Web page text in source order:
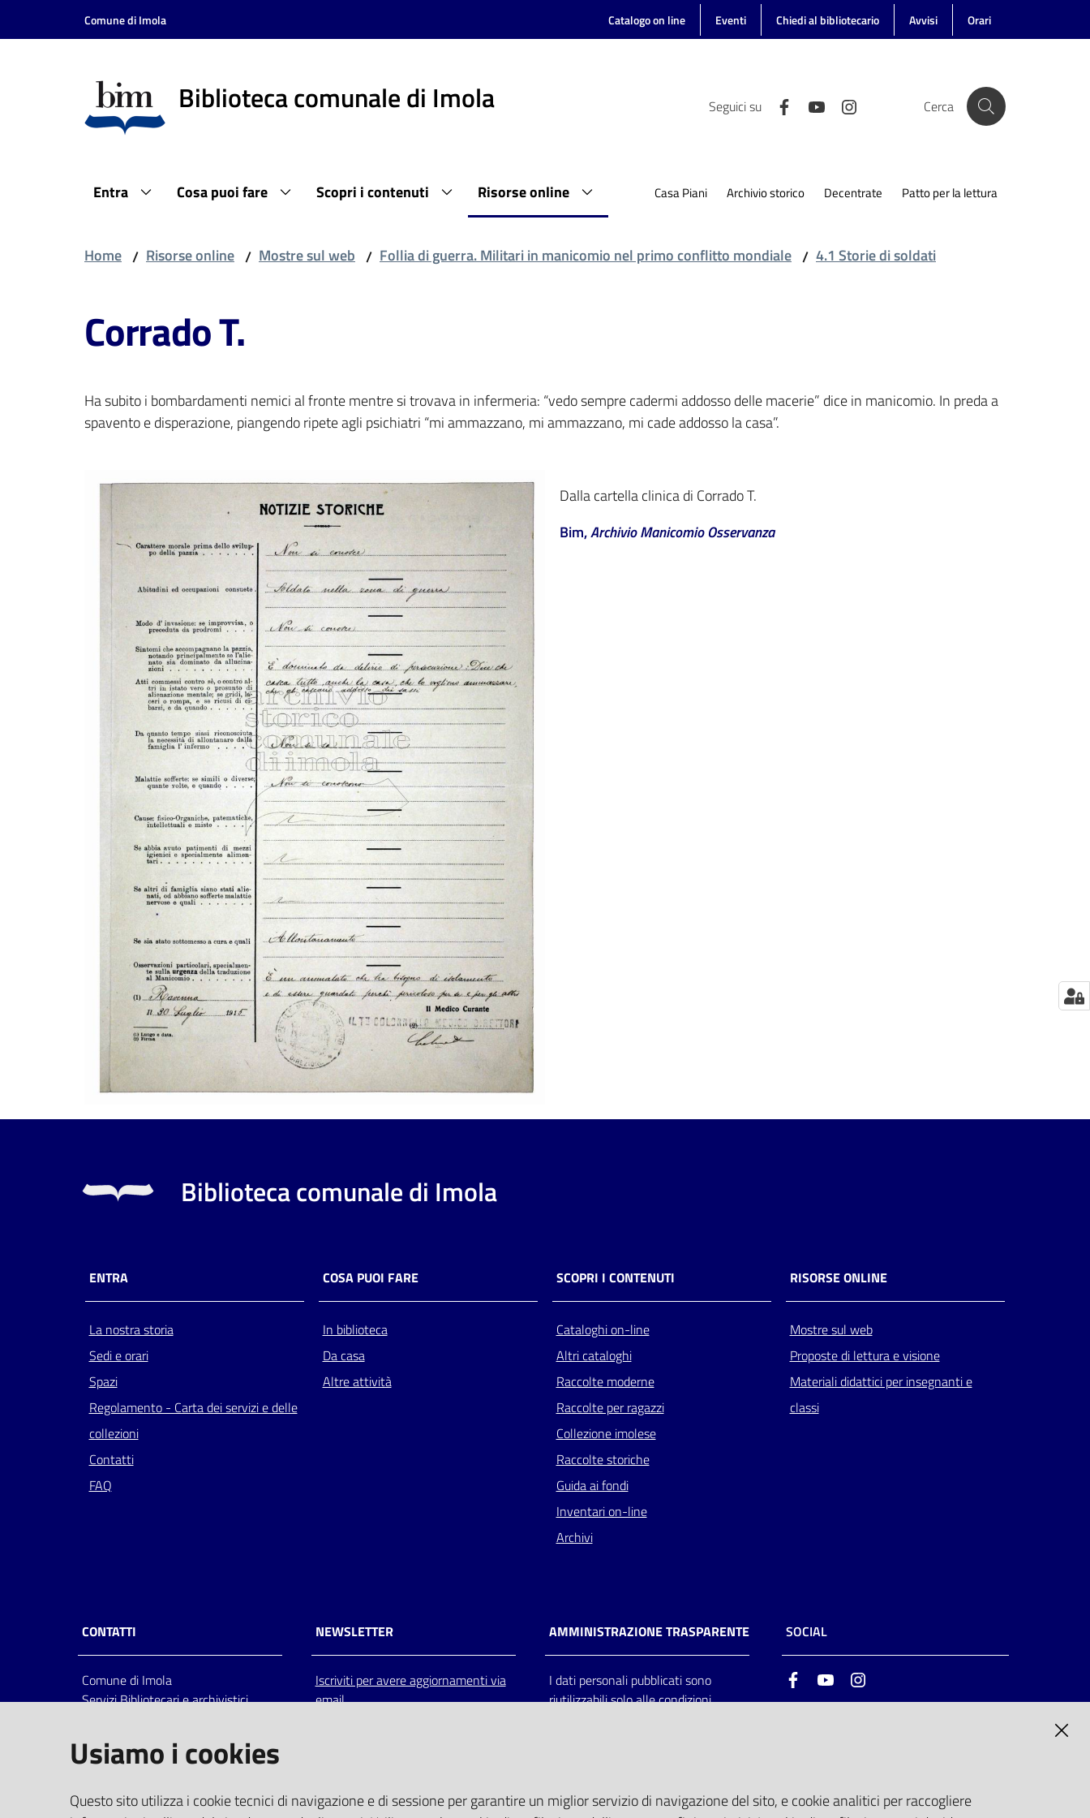
Vai al contenuto
Vai alla navigazione
Comune di Imola Catalogo on line Eventi Chiedi al bibliotecario Avvisi Orari
Biblioteca comunale di Imola Seguici su Cerca
Entra Cosa puoi fare Scopri i contenuti Risorse online Casa Piani Archivio storico Decentrate Patto per la lettura
Home / Risorse online / Mostre sul web / Follia di guerra. Militari in manicomio nel primo conflitto mondiale / 4.1 Storie di soldati
Corrado T.
Ha subito i bombardamenti nemici al fronte mentre si trovava in infermeria: “vedo sempre cadermi addosso delle macerie” dice in manicomio. In preda a
spavento e disperazione, piangendo ripete agli psichiatri “mi ammazzano, mi ammazzano, mi cade addosso la casa”.
Dalla cartella clinica di Corrado T.
Bim,Archivio Manicomio Osservanza
Biblioteca comunale di Imola
ENTRA
La nostra storia
Sedi e orari
Spazi
Regolamento - Carta dei servizi e delle
collezioni
Contatti
FAQ
COSA PUOI FARE
In biblioteca
Da casa
Altre attività
SCOPRI I CONTENUTI
Cataloghi on-line
Altri cataloghi
Raccolte moderne
Raccolte per ragazzi
Collezione imolese
Raccolte storiche
Guida ai fondi
Inventari on-line
Archivi
RISORSE ONLINE
Mostre sul web
Proposte di lettura e visione
Materiali didattici per insegnanti e
classi
CONTATTI
Comune di Imola
Servizi Bibliotecari e archivistici
Italia
centralino: tel 0542.6026.36 fax
bim@comune.imola.bo.it
NEWSLETTER
Iscriviti per avere aggiornamenti via
email
AMMINISTRAZIONE TRASPARENTE
I dati personali pubblicati sono
riutilizzabili solo alle condizioni
SOCIAL
FacebookYoutube
Usiamo i cookies
Questo sito utilizza i cookie tecnici di navigazione e di sessione per garantire un miglior servizio di navigazione del sito, e cookie analitici per raccogliere